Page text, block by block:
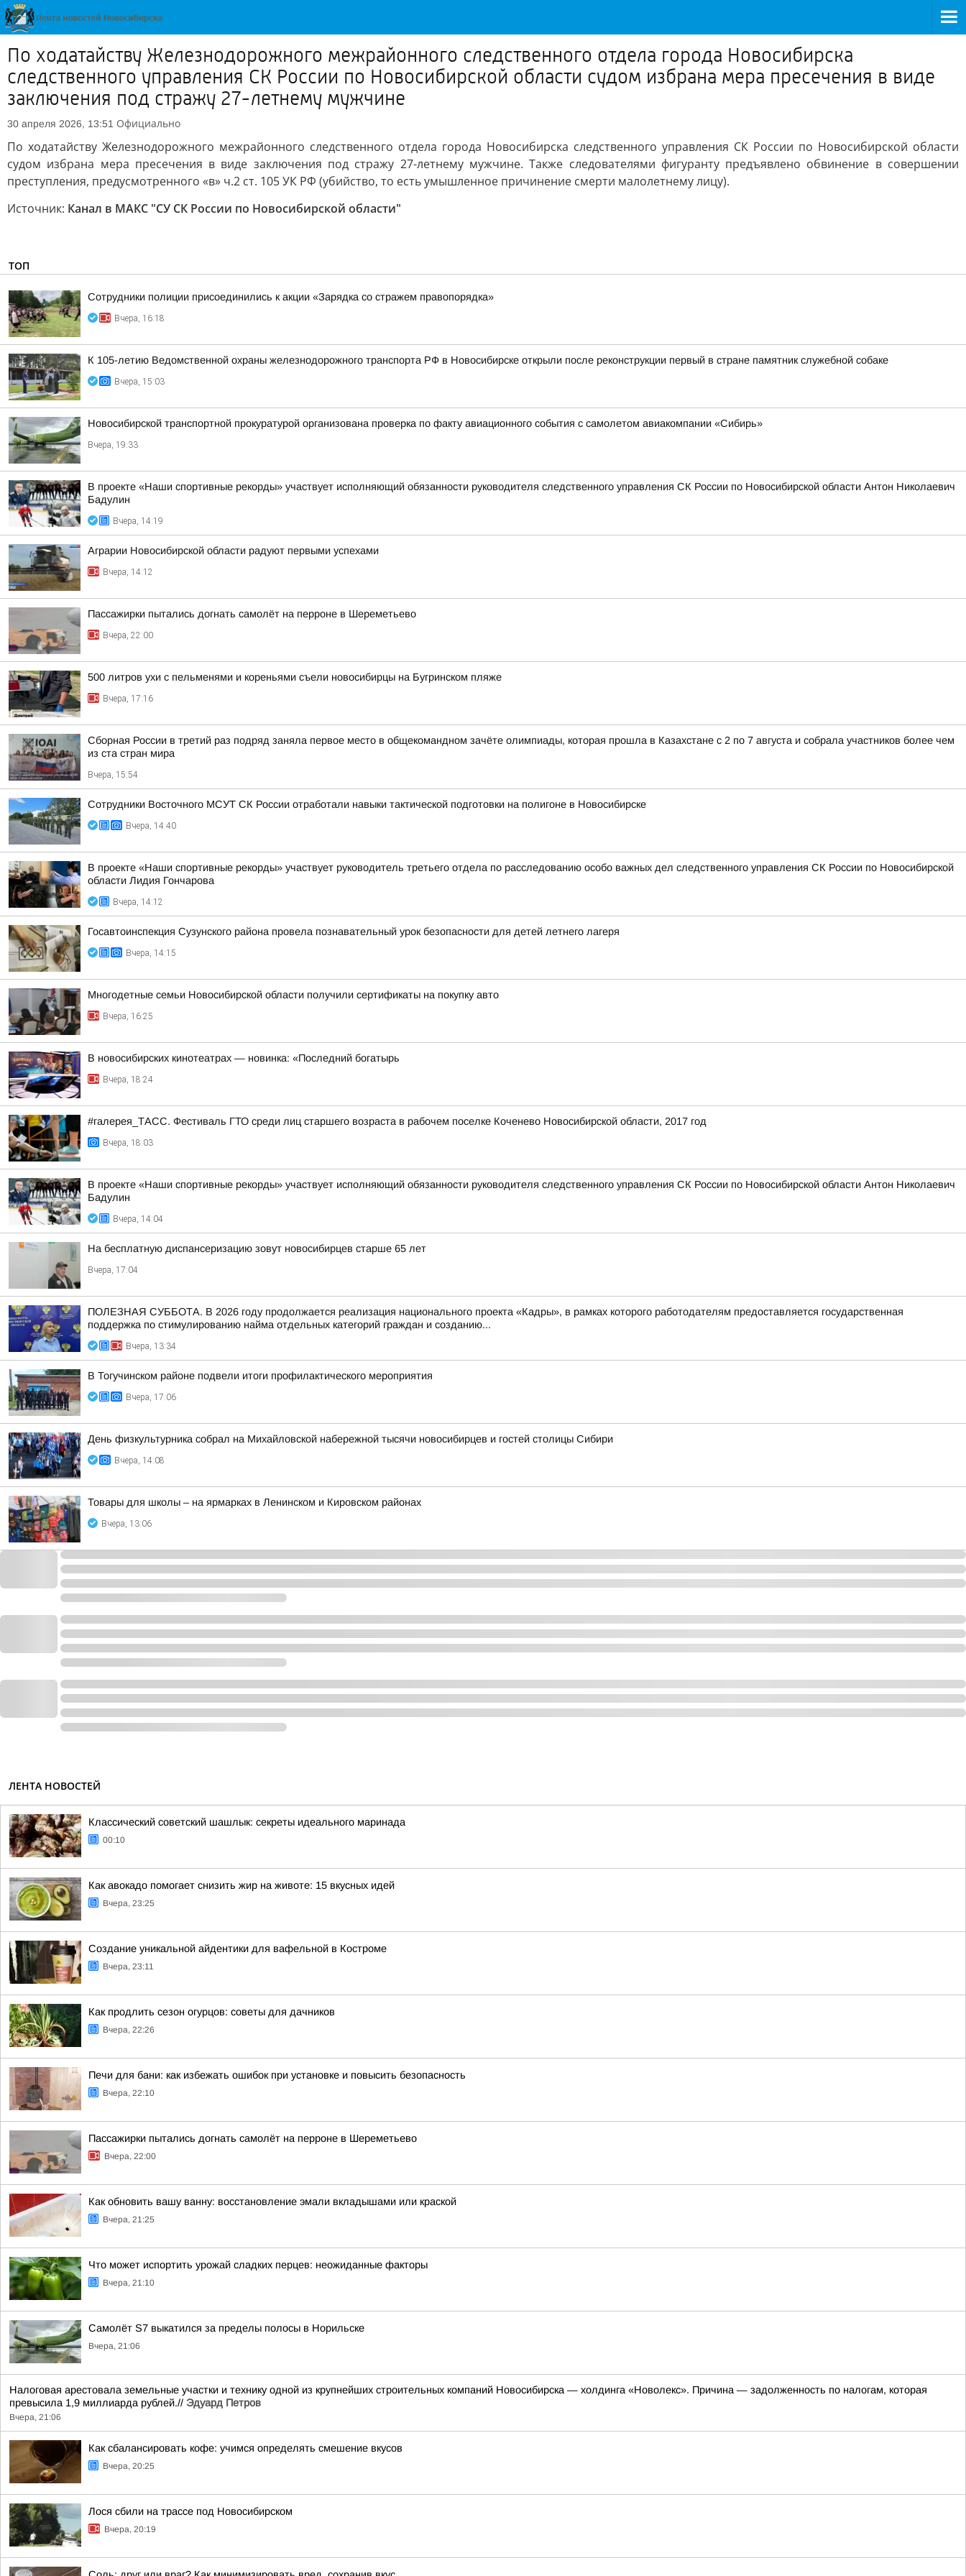
По ходатайству Железнодорожного межрайонного следственного отдела города Новосибирска
следственного управления СК России по Новосибирской области судом избрана мера пресечения в виде
заключения под стражу 27-летнему мужчине
30 апреля 2026, 13:51 Официально
По ходатайству Железнодорожного межрайонного следственного отдела города Новосибирска следственного управления СК России по Новосибирской области
судом избрана мера пресечения в виде заключения под стражу 27-летнему мужчине. Также следователями фигуранту предъявлено обвинение в совершении
преступления, предусмотренного «в» ч.2 ст. 105 УК РФ (убийство, то есть умышленное причинение смерти малолетнему лицу).
Источник: Канал в МАКС "СУ СК России по Новосибирской области"
ТОП
Сотрудники полиции присоединились к акции «Зарядка со стражем правопорядка»
Вчера, 16:18
К 105-летию Ведомственной охраны железнодорожного транспорта РФ в Новосибирске открыли после реконструкции первый в стране памятник служебной собаке
Вчера, 15:03
Новосибирской транспортной прокуратурой организована проверка по факту авиационного события с самолетом авиакомпании «Сибирь»
Вчера, 19:33
В проекте «Наши спортивные рекорды» участвует исполняющий обязанности руководителя следственного управления СК России по Новосибирской области Антон Николаевич
Бадулин
Вчера, 14:19
Аграрии Новосибирской области радуют первыми успехами
Вчера, 14:12
Пассажирки пытались догнать самолёт на перроне в Шереметьево
Вчера, 22:00
500 литров ухи с пельменями и кореньями съели новосибирцы на Бугринском пляже
Вчера, 17:16
Сборная России в третий раз подряд заняла первое место в общекомандном зачёте олимпиады, которая прошла в Казахстане с 2 по 7 августа и собрала участников более чем
из ста стран мира
Вчера, 15:54
Сотрудники Восточного МСУТ СК России отработали навыки тактической подготовки на полигоне в Новосибирске
Вчера, 14:40
В проекте «Наши спортивные рекорды» участвует руководитель третьего отдела по расследованию особо важных дел следственного управления СК России по Новосибирской
области Лидия Гончарова
Вчера, 14:12
Госавтоинспекция Сузунского района провела познавательный урок безопасности для детей летнего лагеря
Вчера, 14:15
Многодетные семьи Новосибирской области получили сертификаты на покупку авто
Вчера, 16:25
В новосибирских кинотеатрах — новинка: «Последний богатырь
Вчера, 18:24
#галерея_ТАСС. Фестиваль ГТО среди лиц старшего возраста в рабочем поселке Коченево Новосибирской области, 2017 год
Вчера, 18:03
В проекте «Наши спортивные рекорды» участвует исполняющий обязанности руководителя следственного управления СК России по Новосибирской области Антон Николаевич
Бадулин
Вчера, 14:04
На бесплатную диспансеризацию зовут новосибирцев старше 65 лет
Вчера, 17:04
ПОЛЕЗНАЯ СУББОТА. В 2026 году продолжается реализация национального проекта «Кадры», в рамках которого работодателям предоставляется государственная
поддержка по стимулированию найма отдельных категорий граждан и созданию...
Вчера, 13:34
В Тогучинском районе подвели итоги профилактического мероприятия
Вчера, 17:06
День физкультурника собрал на Михайловской набережной тысячи новосибирцев и гостей столицы Сибири
Вчера, 14:08
Товары для школы – на ярмарках в Ленинском и Кировском районах
Вчера, 13:06
ЛЕНТА НОВОСТЕЙ
Классический советский шашлык: секреты идеального маринада
00:10
Как авокадо помогает снизить жир на животе: 15 вкусных идей
Вчера, 23:25
Создание уникальной айдентики для вафельной в Костроме
Вчера, 23:11
Как продлить сезон огурцов: советы для дачников
Вчера, 22:26
Печи для бани: как избежать ошибок при установке и повысить безопасность
Вчера, 22:10
Пассажирки пытались догнать самолёт на перроне в Шереметьево
Вчера, 22:00
Как обновить вашу ванну: восстановление эмали вкладышами или краской
Вчера, 21:25
Что может испортить урожай сладких перцев: неожиданные факторы
Вчера, 21:10
Самолёт S7 выкатился за пределы полосы в Норильске
Вчера, 21:06
Налоговая арестовала земельные участки и технику одной из крупнейших строительных компаний Новосибирска — холдинга «Новолекс». Причина — задолженность по налогам, которая
превысила 1,9 миллиарда рублей.// Эдуард Петров
Вчера, 21:06
Как сбалансировать кофе: учимся определять смешение вкусов
Вчера, 20:25
Лося сбили на трассе под Новосибирском
Вчера, 20:19